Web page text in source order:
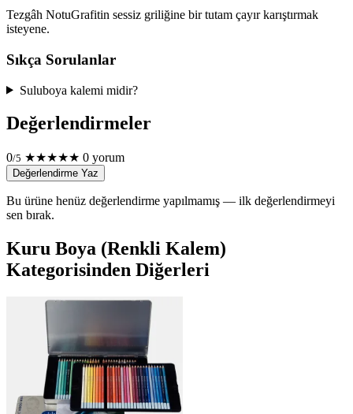
Tezgâh NotuGrafitin sessiz griliğine bir tutam çayır karıştırmak
isteyene.
Sıkça Sorulanlar
Suluboya kalemi midir?
Değerlendirmeler
0/5 ★★★★★ 0 yorum
Değerlendirme Yaz
Bu ürüne henüz değerlendirme yapılmamış — ilk değerlendirmeyi
sen bırak.
Kuru Boya (Renkli Kalem)
Kategorisinden Diğerleri